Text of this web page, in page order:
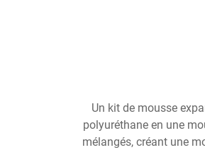
Un kit de mousse
polyuréthane en une
mélangés, créant une